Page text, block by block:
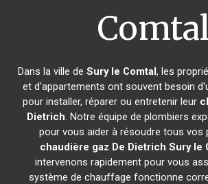
Dans la ville de Sury le Comtal, les
et d'appartements ont souvent besoin
pour installer, réparer ou entretenir leur
Dietrich. Notre équipe de plombiers
pour vous aider à résoudre tous vos
chaudière gaz De Dietrich Sury le
intervenons rapidement pour vous
système de chauffage fonctionne